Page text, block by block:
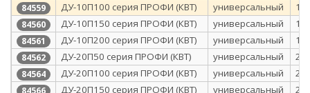
84559 ДУ-10П100 серия ПРОФИ (КВТ) универсальный 10
84560 ДУ-10П150 серия ПРОФИ (КВТ) универсальный 10
84561 ДУ-10П200 серия ПРОФИ (КВТ) универсальный 10
84562 ДУ-20П50 серия ПРОФИ (КВТ) универсальный 20
84564 ДУ-20П100 серия ПРОФИ (КВТ) универсальный 20
84566 ДУ-20П150 серия ПРОФИ (КВТ) универсальный 20